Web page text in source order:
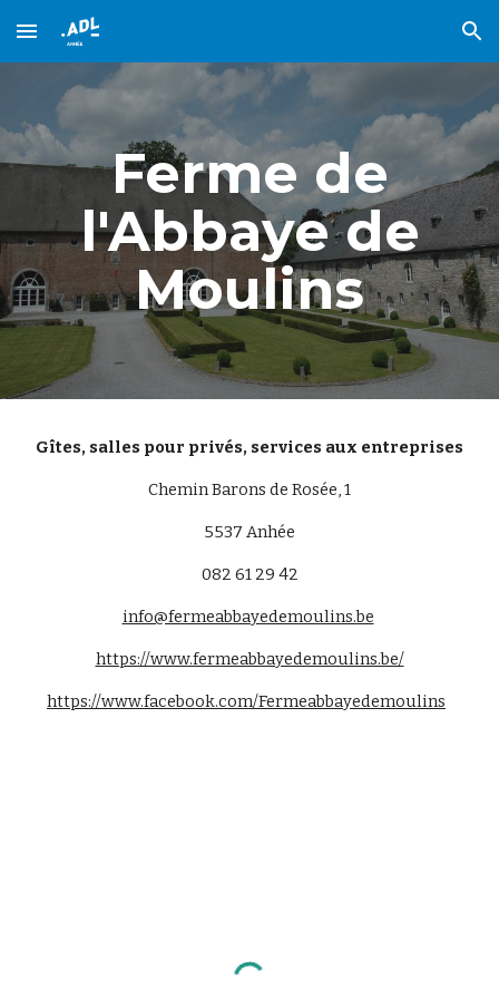
Skip to main content Skip to navigation
Ferme de
l'Abbaye de
Moulins
Gîtes, salles pour privés, services aux entreprises
Chemin Barons de Rosée, 1
5537 Anhée
082 61 29 42
info@fermeabbayedemoulins.be
https://www.fermeabbayedemoulins.be/
https://www.facebook.com/Fermeabbayedemoulins